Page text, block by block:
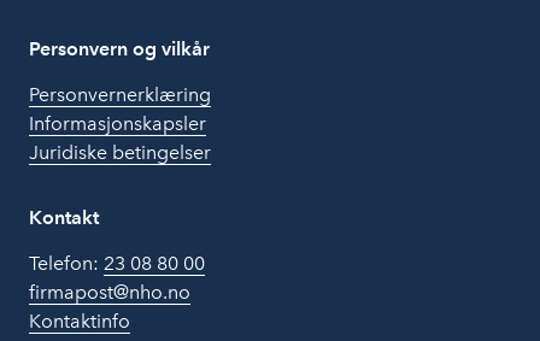
Personvern og vilkår
Personvernerklæring
Informasjonskapsler
Juridiske betingelser
Kontakt
Telefon: 23 08 80 00
firmapost@nho.no
Kontaktinfo